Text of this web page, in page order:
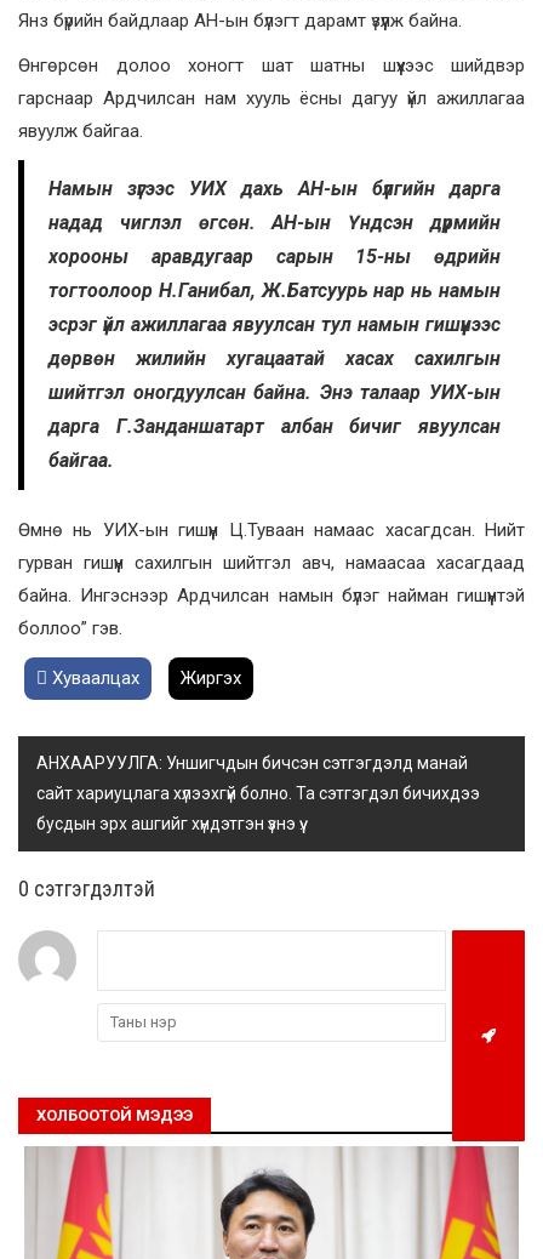
Янз бүрийн байдлаар АН-ын бүлэгт дарамт үзүүлж байна.
Өнгөрсөн долоо хоногт шат шатны шүүхээс шийдвэр
гарснаар Ардчилсан нам хууль ёсны дагуу үйл ажиллагаа
явуулж байгаа.
Намын зүгээс УИХ дахь АН-ын бүлгийн дарга
надад чиглэл өгсөн. АН-ын Үндсэн дүрмийн
хорооны аравдугаар сарын 15-ны өдрийн
тогтоолоор Н.Ганибал, Ж.Батсуурь нар нь намын
эсрэг үйл ажиллагаа явуулсан тул намын гишүүнээс
дөрвөн жилийн хугацаатай хасах сахилгын
шийтгэл оногдуулсан байна. Энэ талаар УИХ-ын
дарга Г.Занданшатарт албан бичиг явуулсан
байгаа.
Өмнө нь УИХ-ын гишүүн Ц.Туваан намаас хасагдсан. Нийт
гурван гишүүн сахилгын шийтгэл авч, намаасаа хасагдаад
байна. Ингэснээр Ардчилсан намын бүлэг найман гишүүнтэй
боллоо” гэв.
Хуваалцах Жиргэх
АНХААРУУЛГА: Уншигчдын бичсэн сэтгэгдэлд манай
сайт хариуцлага хүлээхгүй болно. Та сэтгэгдэл бичихдээ
бусдын эрх ашгийг хүндэтгэн үзнэ үү.
0 cэтгэгдэлтэй
ХОЛБООТОЙ МЭДЭЭ